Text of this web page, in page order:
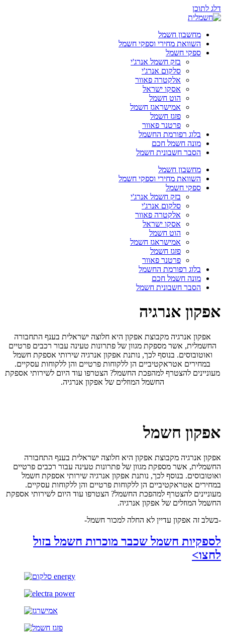
דלג לתוכן
מחשבון חשמל
השוואת מחירי וספקי חשמל
ספקי חשמל
בזק חשמל אנרג'י
סלקום אנרג'י
אלקטרה פאוור
אסקו ישראל
הוט חשמל
אמישראגז חשמל
פזגז חשמל
פרטנר פאוור
בלוג רפורמת החשמל
מונה חשמל חכם
הסבר חשבונית חשמל
מחשבון חשמל
השוואת מחירי וספקי חשמל
ספקי חשמל
בזק חשמל אנרג'י
סלקום אנרג'י
אלקטרה פאוור
אסקו ישראל
הוט חשמל
אמישראגז חשמל
פזגז חשמל
פרטנר פאוור
בלוג רפורמת החשמל
מונה חשמל חכם
הסבר חשבונית חשמל
אפקון אנרגיה
אפקון אנרגיה מקבוצת אפקון היא חלוצה ישראלית בענף התחבורה
החשמלית, אשר מספקת מגוון של פתרונות טעינה עבור רכבים פרטיים
ואוטובוסים. בנוסף לכך, נותנת אפקון אנרגיה שירותי אספקת חשמל
במחירים אטראקטיביים הן ללקוחות פרטיים והן ללקוחות עסקיים.
מעוניינים להצטרף למהפכת החשמל? הצטרפו עוד היום לשירותי אספקת
החשמל המוזלים של אפקון אנרגיה.
אפקון חשמל
אפקון אנרגיה מקבוצת אפקון היא חלוצה ישראלית בענף התחבורה
החשמלית, אשר מספקת מגוון של פתרונות טעינה עבור רכבים פרטיים
ואוטובוסים. בנוסף לכך, נותנת אפקון אנרגיה שירותי אספקת חשמל
במחירים אטראקטיביים הן ללקוחות פרטיים והן ללקוחות עסקיים.
מעוניינים להצטרף למהפכת החשמל? הצטרפו עוד היום לשירותי אספקת
החשמל המוזלים של אפקון אנרגיה.
-בשלב זה אפקון עדיין לא החלה למכור חשמל-
לספקיות חשמל שכבר מוכרות חשמל בזול
לחצו>